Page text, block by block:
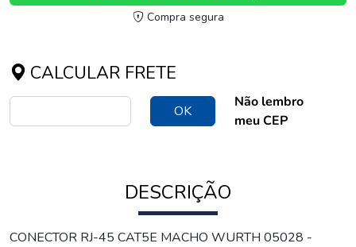
Compra segura
CALCULAR FRETE
OK
Não lembro
meu CEP
DESCRIÇÃO
CONECTOR RJ-45 CAT5E MACHO WURTH 05028 -